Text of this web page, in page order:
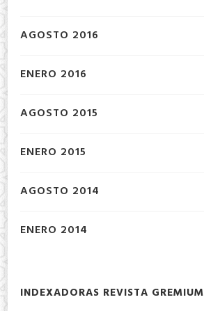
AGOSTO 2016
ENERO 2016
AGOSTO 2015
ENERO 2015
AGOSTO 2014
ENERO 2014
INDEXADORAS REVISTA GREMIUM